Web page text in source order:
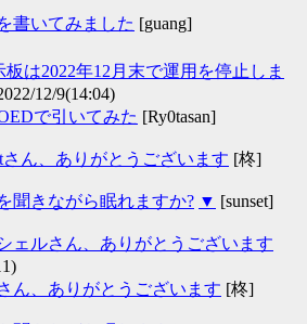
書いてみました [guang]
板は2022年12月末で運用を停止しま
12/9(14:04)
で引いてみた [Ry0tasan]
さん、ありがとうございます [柊]
聞きながら眠れますか? ▼ [sunset]
ェルさん、ありがとうございます
ん、ありがとうございます [柊]